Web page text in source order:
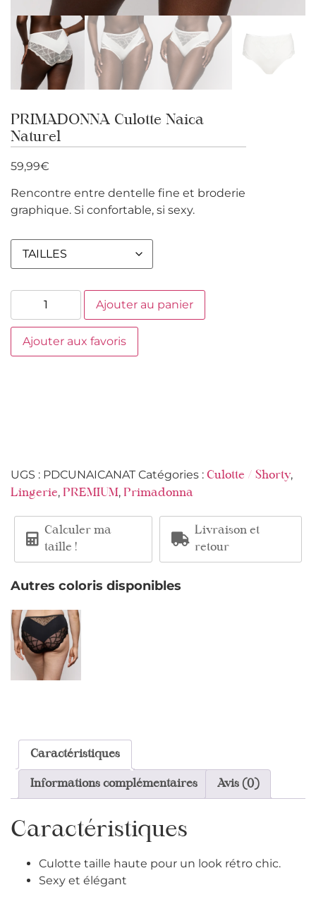
PRIMADONNA Culotte Naica
Naturel
59,99€
Rencontre entre dentelle fine et broderie
graphique. Si confortable, si sexy.
Ajouter au panier
Ajouter aux favoris
UGS : PDCUNAICANAT Catégories : Culotte / Shorty,
Lingerie, PREMIUM, Primadonna
Calculer ma
taille !
Livraison et
retour
Autres coloris disponibles
Caractéristiques
Informations complémentaires Avis (0)
Caractéristiques
Culotte taille haute pour un look rétro chic.
Sexy et élégant